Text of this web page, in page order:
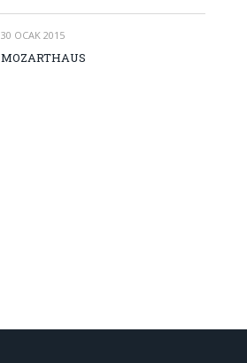
30 OCAK 2015
MOZARTHAUS